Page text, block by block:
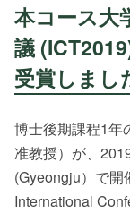
本コース大
議
受賞しまし
博士後期課程1年
准教授）が、
(Gyeongju）で開
International